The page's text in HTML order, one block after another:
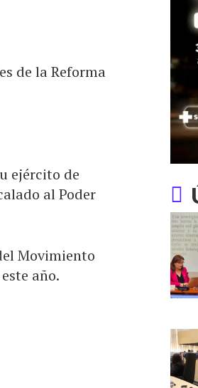
de la Reforma
ejército de
al Poder
Movimiento
año.